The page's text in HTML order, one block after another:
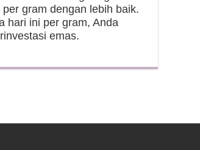
gram dengan lebih baik.
hari ini per gram, Anda
emas.